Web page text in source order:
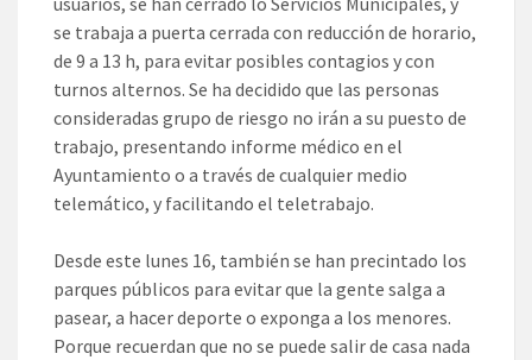
se trabaja a puerta cerrada con reducción de horario,
de 9 a 13 h, para evitar posibles contagios y con
turnos alternos. Se ha decidido que las personas
consideradas grupo de riesgo no irán a su puesto de
trabajo, presentando informe médico en el
Ayuntamiento o a través de cualquier medio
telemático, y facilitando el teletrabajo.
Desde este lunes 16, también se han precintado los
parques públicos para evitar que la gente salga a
pasear, a hacer deporte o exponga a los menores.
Porque recuerdan que no se puede salir de casa nada